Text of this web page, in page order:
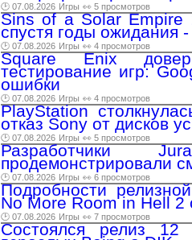
🕑 07.08.2026 Игры 👀 5 просмотров
Sins of a Solar Empire
спустя годы ожидания
🕑 07.08.2026 Игры 👀 4 просмотров
Square Enix
тестирование игр:
ошибки
🕑 07.08.2026 Игры 👀 4 просмотров
PlayStation
отказ Sony от дисков
🕑 07.08.2026 Игры 👀 5 просмотров
Разработчики
продемонстрировали
🕑 07.08.2026 Игры 👀 6 просмотров
Подробности
No More Room in Hell 2
🕑 07.08.2026 Игры 👀 7 просмотров
Состоялся релиз 12